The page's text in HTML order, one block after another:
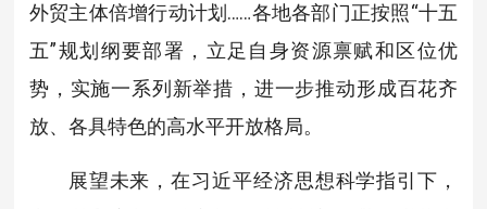
外贸主体倍增行动计划……各地各部门正按照“十五
五”规划纲要部署，立足自身资源禀赋和区位优
势，实施一系列新举措，进一步推动形成百花齐
放、各具特色的高水平开放格局。
展望未来，在习近平经济思想科学指引下，